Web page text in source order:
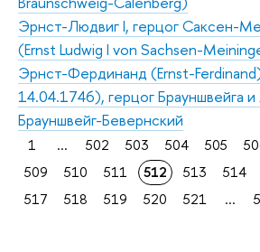
Эрнст-Людвиг I, герцог Саксен-
(Ernst Ludwig I von Sachsen-
Эрнст-Фердинанд (Ernst-
14.04.1746), герцог Брауншвейга
Брауншвейг-Бевернский
1 ... 502 503 504 505
509
510 511 512 513 514
517
518 519 520 521 ...